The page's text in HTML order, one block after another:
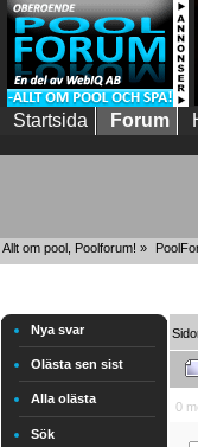
Startsida Forum
Allt om pool, Poolforum! »
Nya svar
Olästa sen sist
Alla olästa
Sök
0